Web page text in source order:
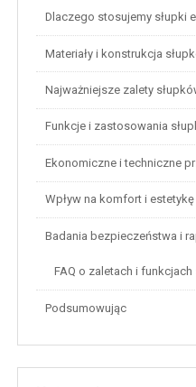
Dlaczego stosujemy słupki
Materiały i konstrukcja
Najważniejsze zalety
Funkcje i zastosowania
Ekonomiczne i techniczne
Wpływ na komfort i
Badania bezpieczeństwa i
FAQ o zaletach i
Podsumowując